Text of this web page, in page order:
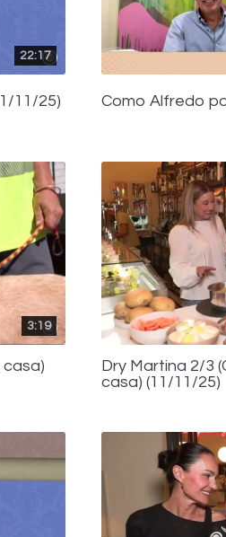
22:17
11/25) Como Alfredo
3:19
casa)
Dry Martina 2/3
casa) (11/11/25)